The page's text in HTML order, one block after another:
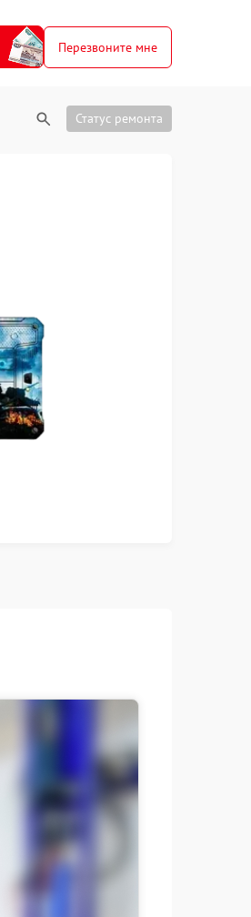
Перезвоните мне
Статус ремонта